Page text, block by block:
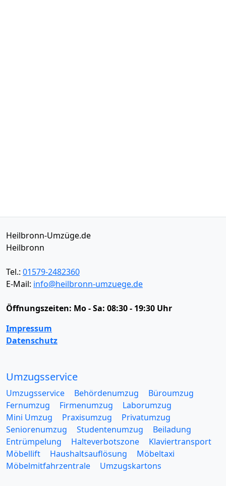
Heilbronn-Umzüge.de
Heilbronn
Tel.: 01579-2482360
E-Mail: info@heilbronn-umzuege.de
Öffnungszeiten: Mo - Sa: 08:30 - 19:30 Uhr
Impressum
Datenschutz
Umzugsservice
Umzugsservice Behördenumzug
Büroumzug
Fernumzug
Firmenumzug
Laborumzug
Mini Umzug
Praxisumzug
Privatumzug
Seniorenumzug
Studentenumzug
Beiladung
Entrümpelung
Halteverbotszone
Klaviertransport
Möbellift
Haushaltsauflösung
Möbeltaxi
Möbelmitfahrzentrale
Umzugskartons